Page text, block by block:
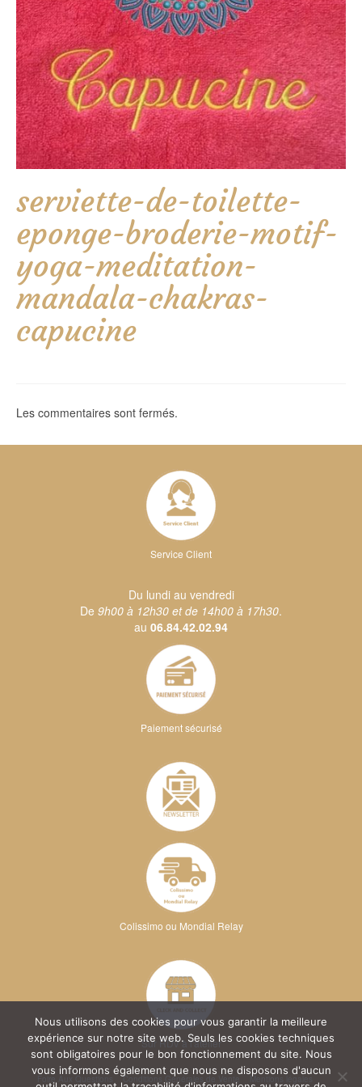
serviette-de-toilette-
eponge-broderie-motif-
yoga-meditation-
mandala-chakras-
capucine
Les commentaires sont fermés.
Service Client
Du lundi au vendredi
De 9h00 à 12h30 et de 14h00 à 17h30.
au 06.84.42.02.94
Paiement sécurisé
Colissimo ou Mondial Relay
Sur RDV à l'atelier
Conditions Générales de Vente Mentions légales
Nous utilisons des cookies pour vous garantir la meilleure
expérience sur notre site web. Seuls les cookies techniques
sont obligatoires pour le bon fonctionnement du site. Nous
vous informons également que nous ne disposons d'aucun